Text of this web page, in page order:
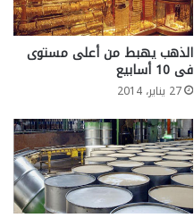
الذهب يهبط من أعلى مستوى
فى 10 أسابيع
27 يناير، 2014